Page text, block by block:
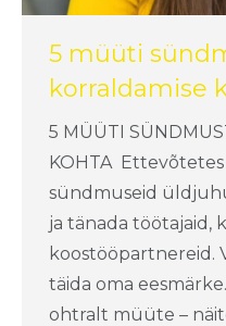
5 müüti
korraldamise
5 MÜÜTI
KOHTA
sündmuseid
ja tänada töötajaid,
koostööpartnereid.
täida oma
ohtralt müüte –